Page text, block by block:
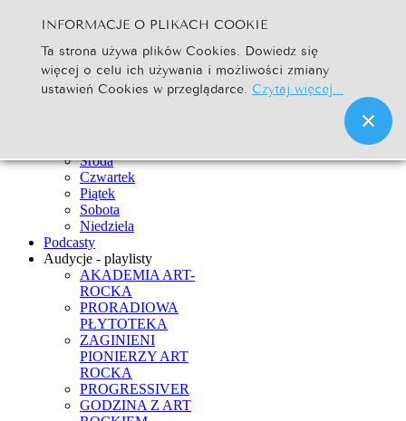
Szukaj... Go
Strona Główna
Newsy
Środa
Czwartek
Piątek
Sobota
Niedziela
Podcasty
Audycje - playlisty
AKADEMIA ART-
ROCKA
PRORADIOWA
PŁYTOTEKA
ZAGINIENI
PIONIERZY ART
ROCKA
PROGRESSIVER
GODZINA Z ART
INFORMACJE O PLIKACH COOKIE
Ta strona używa plików Cookies. Dowiedz się
więcej o celu ich używania i możliwości zmiany
ustawień Cookies w przeglądarce. Czytaj więcej...